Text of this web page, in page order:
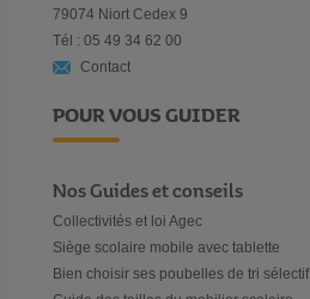
79074 Niort Cedex 9
Tél : 05 49 34 62 00
Contact
POUR VOUS GUIDER
Nos Guides et conseils
Collectivités et loi Agec
Siège scolaire mobile avec tablette
Bien choisir ses poubelles de tri sélectif